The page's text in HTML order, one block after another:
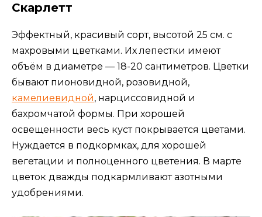
Скарлетт
Эффектный, красивый сорт, высотой 25 см. с
махровыми цветками. Их лепестки имеют
объём в диаметре — 18-20 сантиметров. Цветки
бывают пионовидной, розовидной,
камелиевидной, нарциссовидной и
бахромчатой формы. При хорошей
освещенности весь куст покрывается цветами.
Нуждается в подкормках, для хорошей
вегетации и полноценного цветения. В марте
цветок дважды подкармливают азотными
удобрениями.